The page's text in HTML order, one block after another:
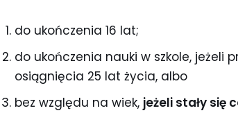
do ukończenia 16 lat;
do ukończenia nauki w szkole, jeżeli
osiągnięcia 25 lat życia, albo
bez względu na wiek, jeżeli stały się